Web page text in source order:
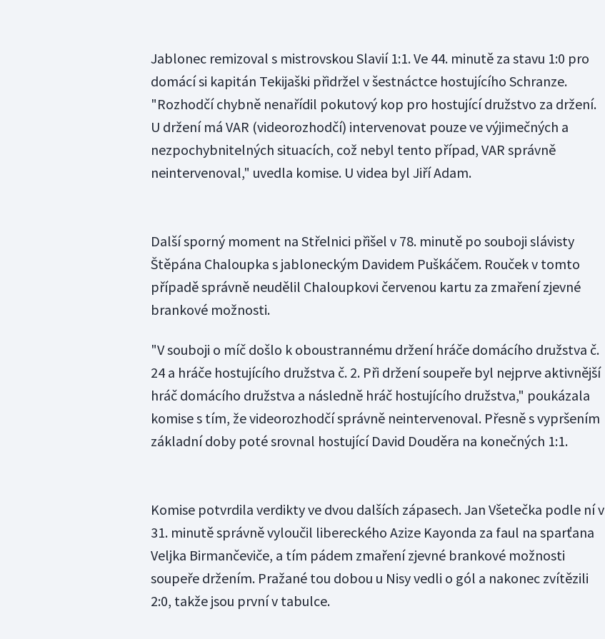
Jablonec remizoval s mistrovskou Slavií 1:1. Ve 44. minutě za stavu 1:0 pro
domácí si kapitán Tekijaški přidržel v šestnáctce hostujícího Schranze.
"Rozhodčí chybně nenařídil pokutový kop pro hostující družstvo za držení.
U držení má VAR (videorozhodčí) intervenovat pouze ve výjimečných a
nezpochybnitelných situacích, což nebyl tento případ, VAR správně
neintervenoval," uvedla komise. U videa byl Jiří Adam.
Další sporný moment na Střelnici přišel v 78. minutě po souboji slávisty
Štěpána Chaloupka s jabloneckým Davidem Puškáčem. Rouček v tomto
případě správně neudělil Chaloupkovi červenou kartu za zmaření zjevné
brankové možnosti.
"V souboji o míč došlo k oboustrannému držení hráče domácího družstva č.
24 a hráče hostujícího družstva č. 2. Při držení soupeře byl nejprve aktivnější
hráč domácího družstva a následně hráč hostujícího družstva," poukázala
komise s tím, že videorozhodčí správně neintervenoval. Přesně s vypršením
základní doby poté srovnal hostující David Douděra na konečných 1:1.
Komise potvrdila verdikty ve dvou dalších zápasech. Jan Všetečka podle ní v
31. minutě správně vyloučil libereckého Azize Kayonda za faul na sparťana
Veljka Birmančeviče, a tím pádem zmaření zjevné brankové možnosti
soupeře držením. Pražané tou dobou u Nisy vedli o gól a nakonec zvítězili
2:0, takže jsou první v tabulce.